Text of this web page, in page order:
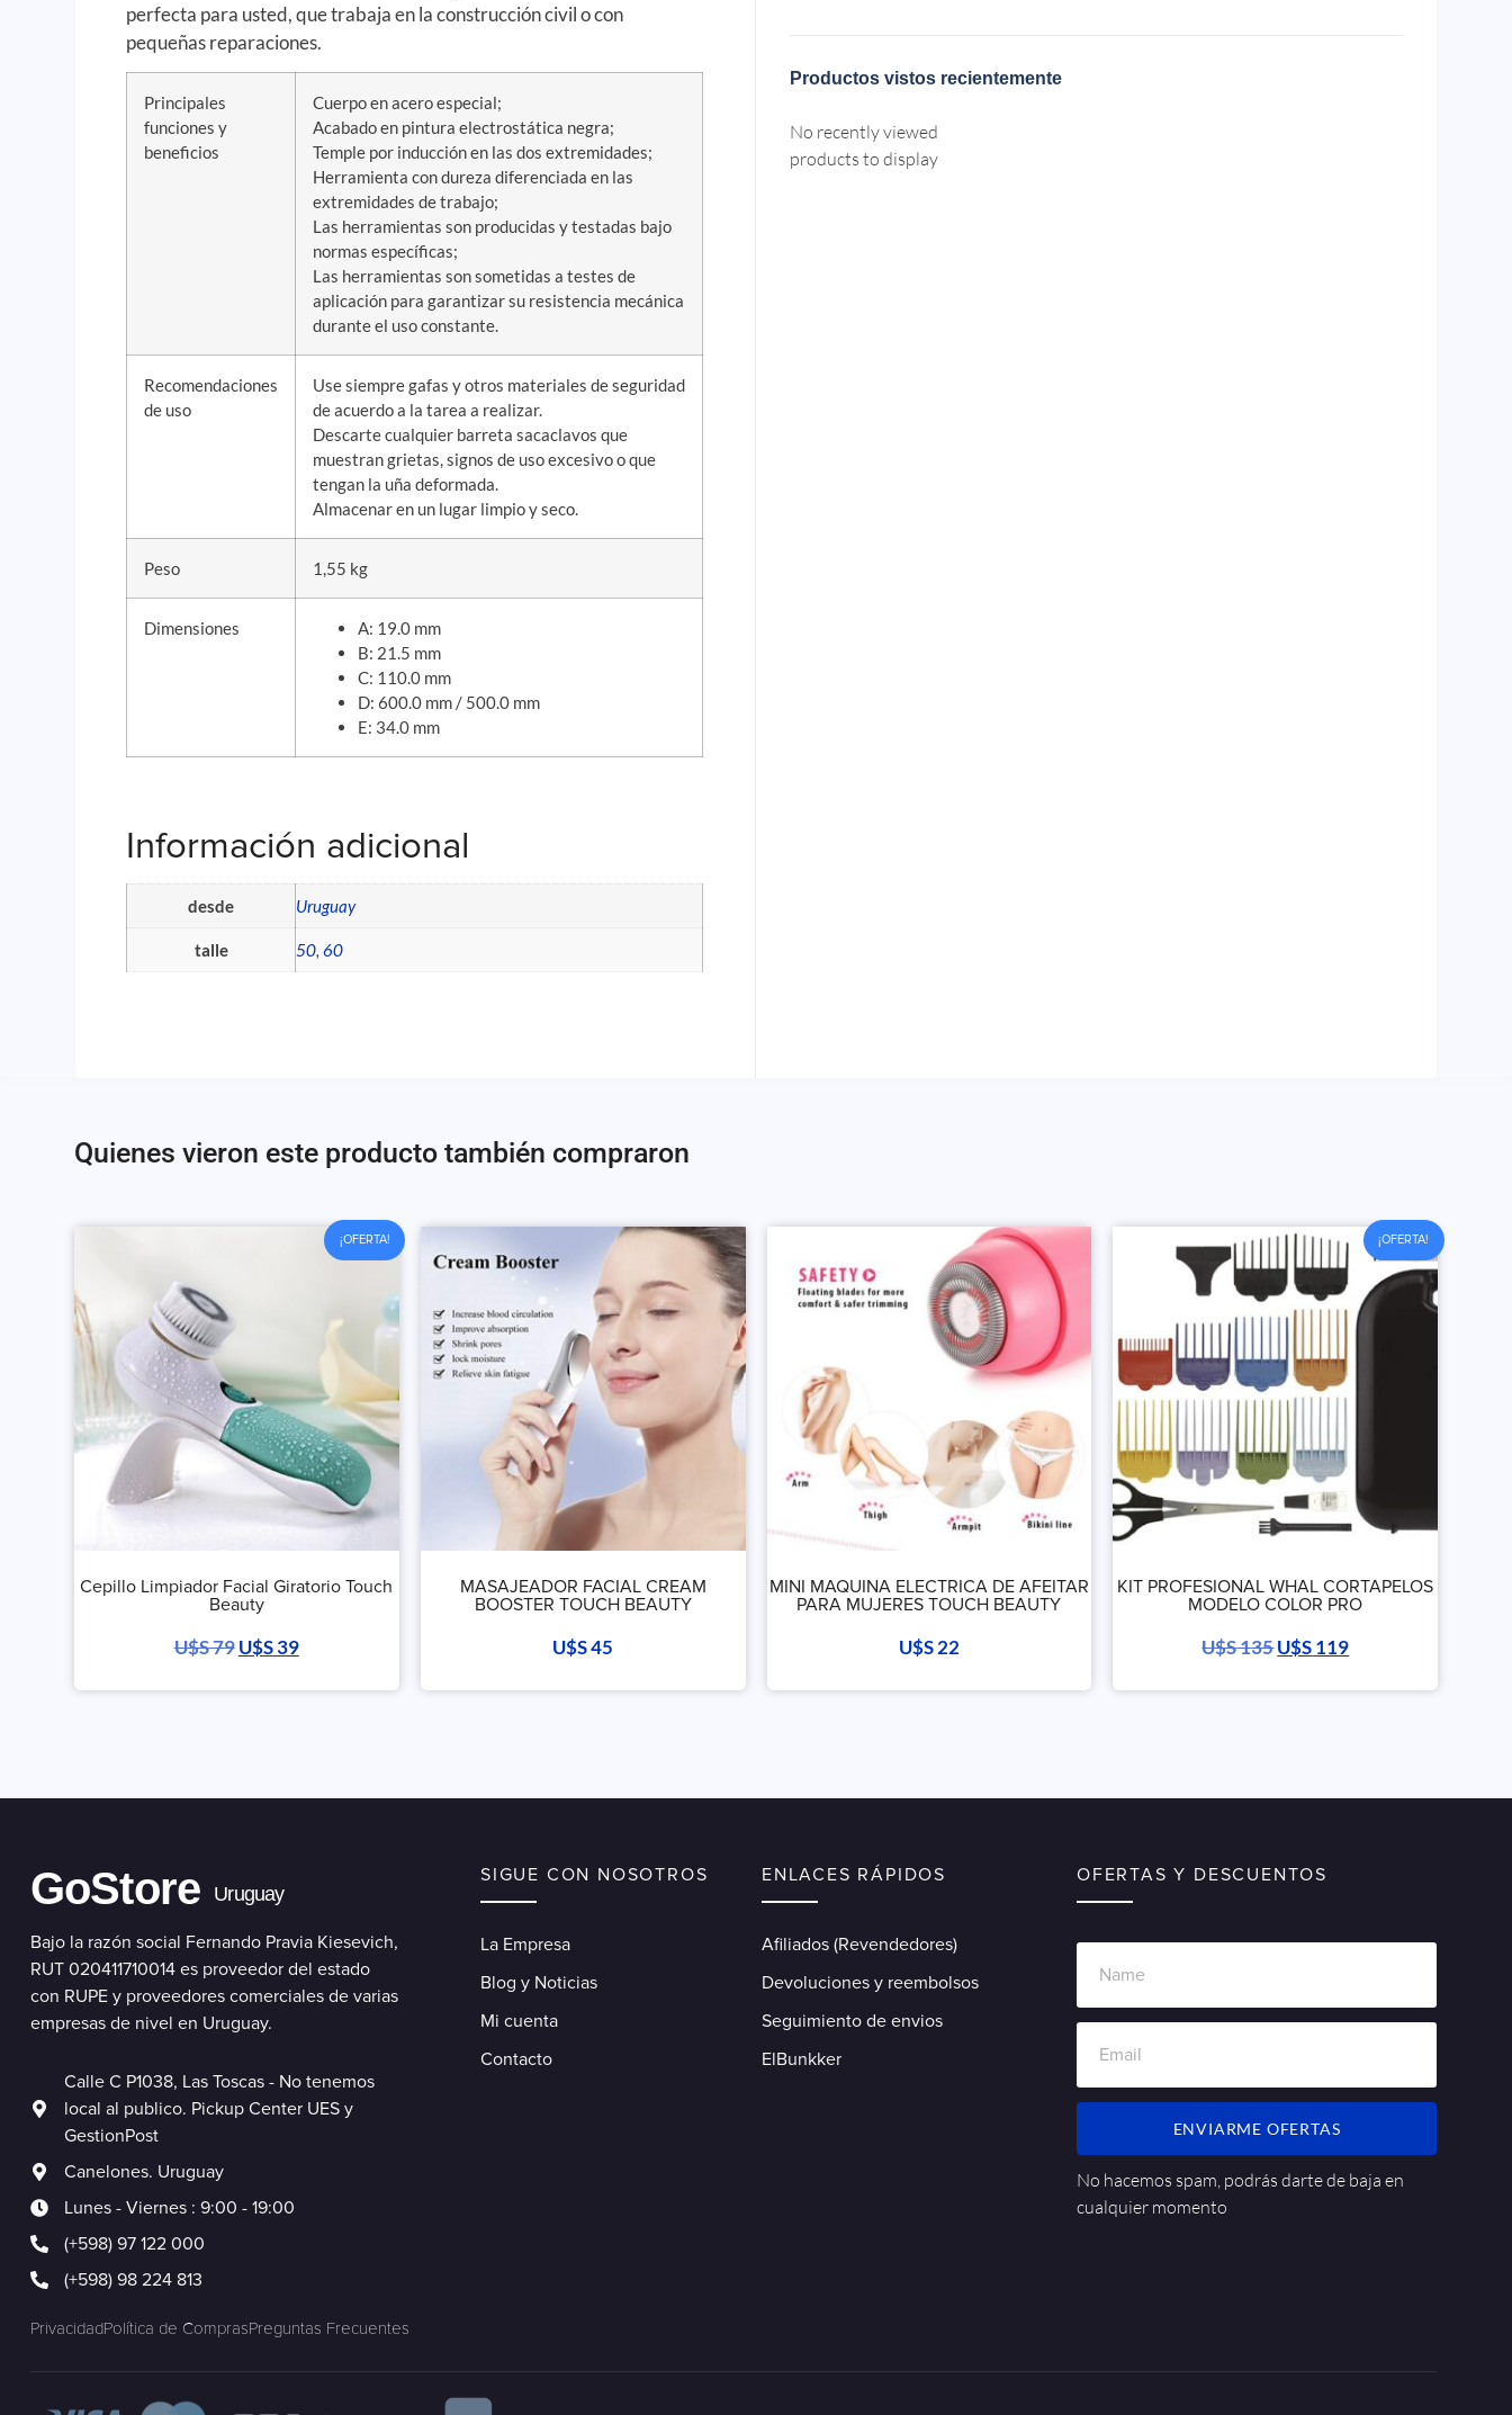
perfecta para usted, que trabaja en la construcción civil o con
pequeñas reparaciones.
Principales
funciones y
beneficios
Cuerpo en acero especial;
Acabado en pintura electrostática negra;
Temple por inducción en las dos extremidades;
Herramienta con dureza diferenciada en las
extremidades de trabajo;
Las herramientas son producidas y testadas bajo
normas específicas;
Las herramientas son sometidas a testes de
aplicación para garantizar su resistencia mecánica
durante el uso constante.
Recomendaciones
de uso
Use siempre gafas y otros materiales de seguridad
de acuerdo a la tarea a realizar.
Descarte cualquier barreta sacaclavos que
muestran grietas, signos de uso excesivo o que
tengan la uña deformada.
Almacenar en un lugar limpio y seco.
Peso 1,55 kg
Dimensiones
A: 19.0 mm
B: 21.5 mm
C: 110.0 mm
D: 600.0 mm / 500.0 mm
E: 34.0 mm
Información adicional
desde Uruguay
talle 50,60
Productos vistos recientemente
No recently viewed
products to display
Quienes vieron este producto también compraron
¡OFERTA!
Cepillo Limpiador Facial Giratorio Touch
Beauty
U$S79 U$S39
MASAJEADOR FACIAL CREAM
BOOSTER TOUCH BEAUTY
U$S45
MINI MAQUINA ELECTRICA DE AFEITAR
PARA MUJERES TOUCH BEAUTY
U$S22
¡OFERTA!
KIT PROFESIONAL WHAL CORTAPELOS
MODELO COLOR PRO
U$S135U$S119
GoStore Uruguay
Bajo la razón social Fernando Pravia Kiesevich,
RUT 020411710014 es proveedor del estado
con RUPE y proveedores comerciales de varias
empresas de nivel en Uruguay.
Calle C P1038, Las Toscas - No tenemos
local al publico. Pickup Center UES y
GestionPost
Canelones. Uruguay
Lunes - Viernes : 9:00 - 19:00
(+598) 97 122 000
(+598) 98 224 813
SIGUE CON NOSOTROS
La Empresa
Blog y Noticias
Mi cuenta
Contacto
ENLACES RÁPIDOS
Afiliados (Revendedores)
Devoluciones y reembolsos
Seguimiento de envios
ElBunkker
OFERTAS Y DESCUENTOS
ENVIARME OFERTAS
No hacemos spam, podrás darte de baja en
cualquier momento
PrivacidadPolítica de ComprasPreguntas Frecuentes